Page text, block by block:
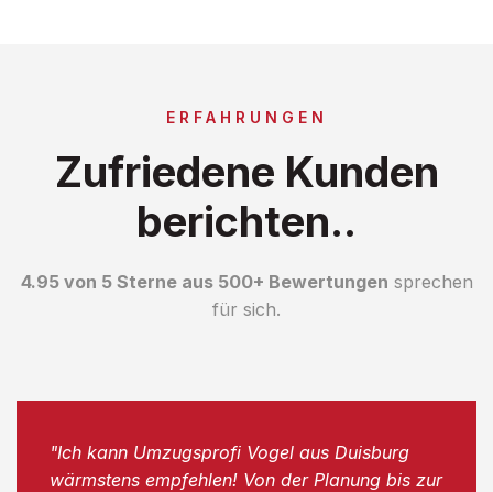
ERFAHRUNGEN
Zufriedene Kunden
berichten..
4.95 von 5 Sterne aus 500+ Bewertungen sprechen
für sich.
"Ich kann Umzugsprofi Vogel aus Duisburg
wärmstens empfehlen! Von der Planung bis zur